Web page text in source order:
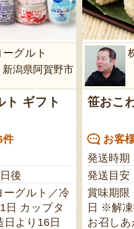
グルト
新潟県阿賀野市
ト ギフト
件
後
ーグルト／冷
タ
日より16日
笹おこ
お客
発送時期
発送目安
賞味期限
日 ※解
お召し